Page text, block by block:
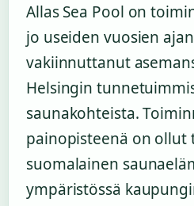
Allas Sea Pool on
jo useiden vuosien
vakiinnuttanut
Helsingin
saunakohteista.
painopisteenä on ollut
suomalainen
ympäristössä